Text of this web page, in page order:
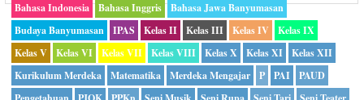
Bahasa Indonesia
Bahasa Inggris
Bahasa Jawa Banyumasan
Budaya Banyumasan
IPAS Kelas II Kelas III Kelas IV
Kelas IX
Kelas V
Kelas VI Kelas VII Kelas VIII Kelas X Kelas XI
Kelas XII
Kurikulum Merdeka
Matematika Merdeka Mengajar P PAI
PAUD